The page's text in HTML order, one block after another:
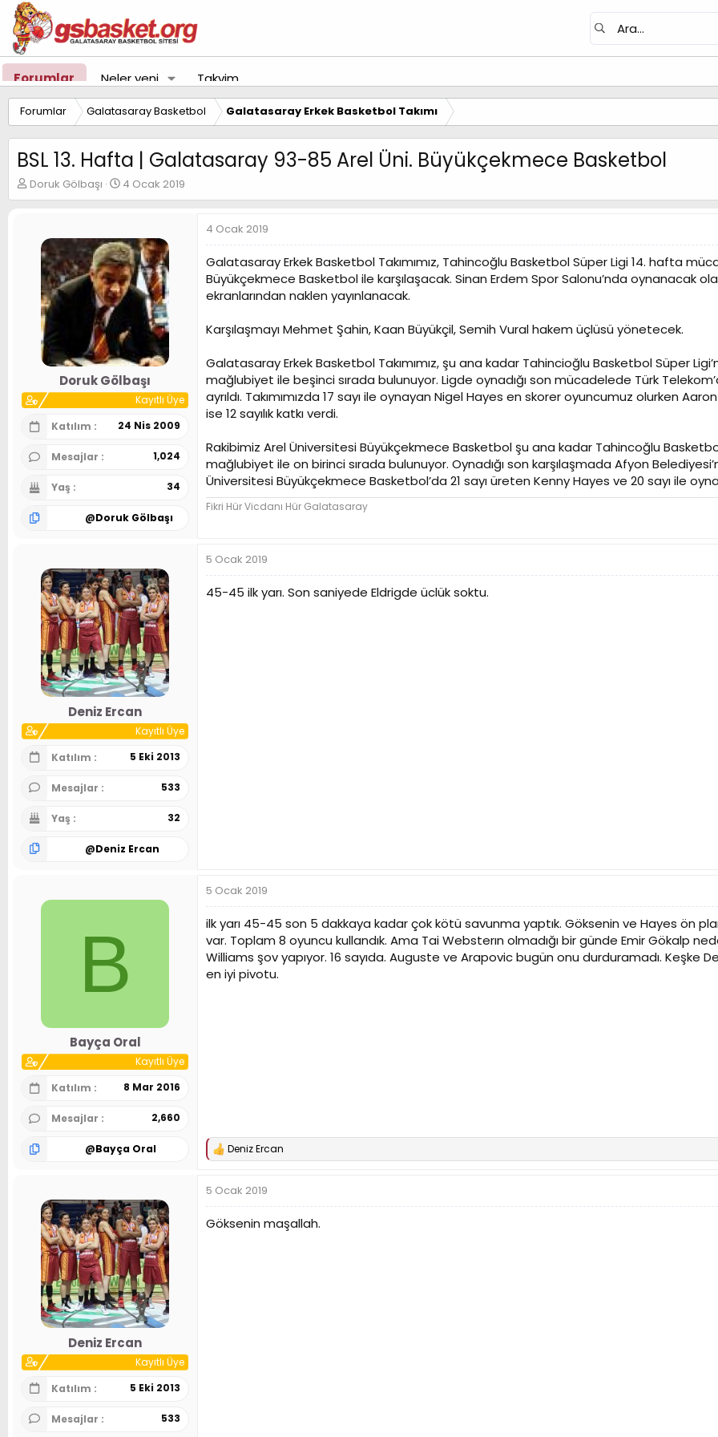
Forumlar Neler yeni Takvim
Forumlar Galatasaray Basketbol Galatasaray Erkek Basketbol Takımı
BSL 13. Hafta | Galatasaray 93-85 Arel Üni. Büyükçekmece Basketbol
K
o
Doruk Gölbaşı
B
a
a
n
g
ı
ç
a
r
i
i
4 Ocak 2019
Doruk Gölbaşı
Kayıtlı Üye
Katılım
24 Nis 2009
Mesajlar 1,024
Yaş 34
@Doruk Gölbaşı
4 Ocak 2019
Galatasaray Erkek Basketbol Takımımız, Tahincoğlu Basketbol Süper Ligi 14. hafta
Büyükçekmece Basketbol ile karşılaşacak. Sinan Erdem Spor Salonu’nda oynanacak
ekranlarından naklen yayınlanacak.
Karşılaşmayı Mehmet Şahin, Kaan Büyükçil, Semih Vural hakem üçlüsü yönetecek.
Galatasaray Erkek Basketbol Takımımız, şu ana kadar Tahincioğlu Basketbol Süper
mağlubiyet ile beşinci sırada bulunuyor. Ligde oynadığı son mücadelede Türk
ayrıldı. Takımımızda 17 sayı ile oynayan Nigel Hayes en skorer oyuncumuz olurken
ise 12 sayılık katkı verdi.
Rakibimiz Arel Üniversitesi Büyükçekmece Basketbol şu ana kadar Tahincoğlu
mağlubiyet ile on birinci sırada bulunuyor. Oynadığı son karşılaşmada Afyon
Üniversitesi Büyükçekmece Basketbol’da 21 sayı üreten Kenny Hayes ve 20 sayı ile
Fikri Hür Vicdanı Hür Galatasaray
Deniz Ercan
Kayıtlı Üye
Katılım
5 Eki 2013
Mesajlar 533
Yaş 32
@Deniz Ercan
5 Ocak 2019
45-45 ilk yarı. Son saniyede Eldrigde üclük soktu.
B
Bayça Oral
Kayıtlı Üye
Katılım
8 Mar 2016
Mesajlar 2,660
@Bayça Oral
5 Ocak 2019
ilk yarı 45-45 son 5 dakkaya kadar çok kötü savunma yaptık. Göksenin ve Hayes ön
var. Toplam 8 oyuncu kullandık. Ama Tai Websterın olmadığı bir günde Emir Gökalp
Williams şov yapıyor. 16 sayıda. Auguste ve Arapovic bugün onu durduramadı. Keşke
en iyi pivotu.
T
k
i
l
e
Deniz Ercan
Deniz Ercan
Kayıtlı Üye
Katılım
5 Eki 2013
Mesajlar 533
5 Ocak 2019
Göksenin maşallah.